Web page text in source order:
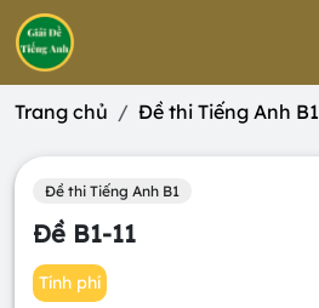
Trang chủ Đề thi Tiếng Anh B1
Đề thi Tiếng Anh B1
Đề B1-11
Tính phí